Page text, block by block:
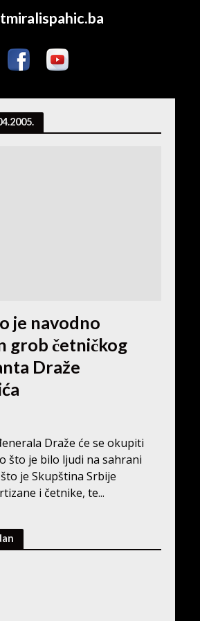
je navodno
grob četničkog
Draže
Draže će se okupiti
što je bilo ljudi na sahrani
je Skupština Srbije
i četnike, te...